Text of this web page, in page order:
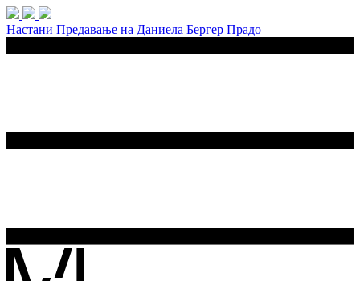
Настани Предавање на Даниела Бергер Прадо